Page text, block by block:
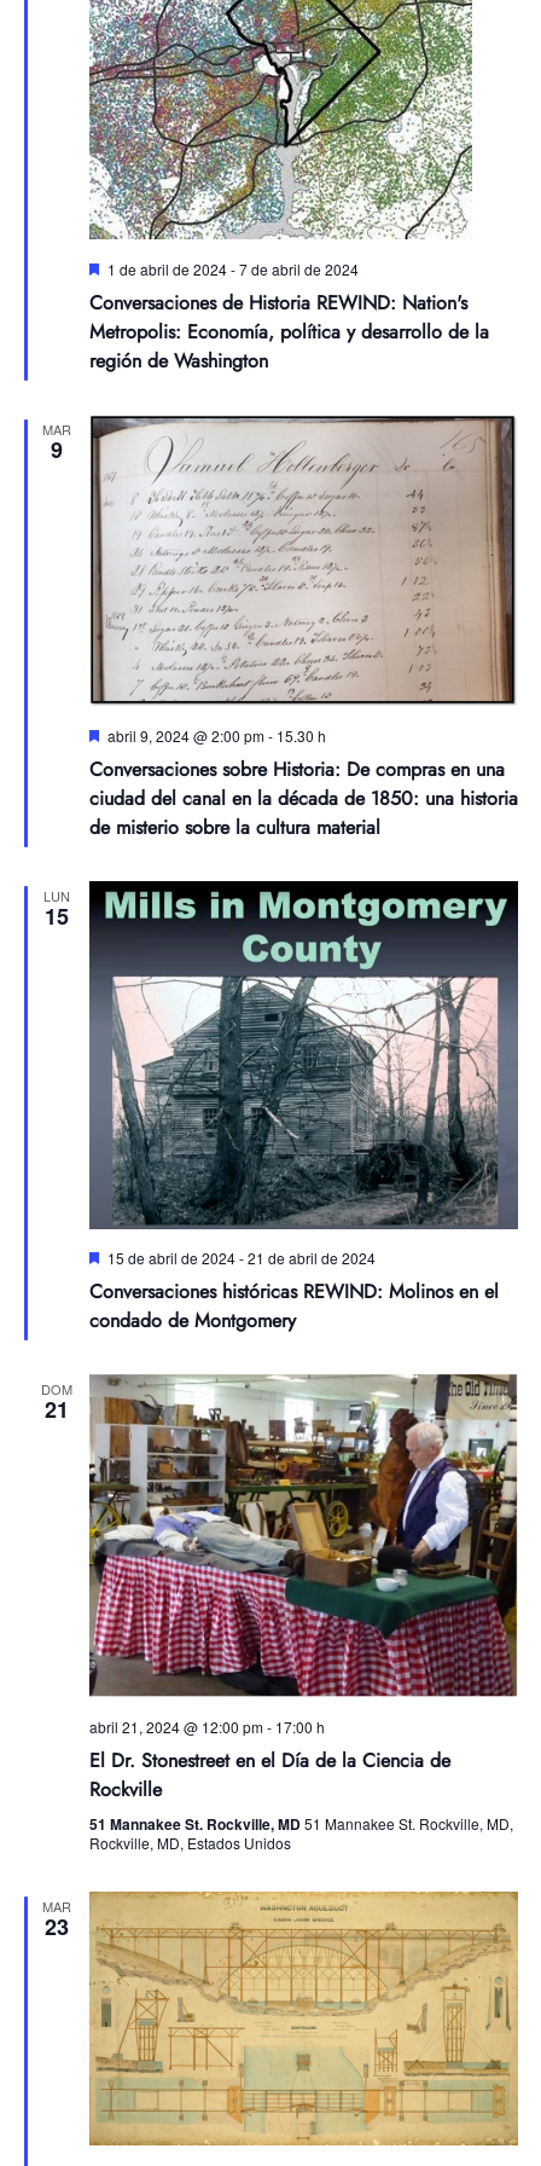
Destacadas
1 de abril de 2024-7 de abril de 2024
Conversaciones de Historia REWIND: Nation's
Metropolis: Economía, política y desarrollo de la
región de Washington
MAR
9
Destacadas
abril 9, 2024 @ 2:00 pm- 15.30 h
Conversaciones sobre Historia: De compras en una
ciudad del canal en la década de 1850: una historia
de misterio sobre la cultura material
LUN
15
Destacadas
15 de abril de 2024-21 de abril de 2024
Conversaciones históricas REWIND: Molinos en el
condado de Montgomery
DOM
21
abril 21, 2024 @ 12:00 pm- 17:00 h
El Dr. Stonestreet en el Día de la Ciencia de
Rockville
51 Mannakee St. Rockville, MD51 Mannakee St. Rockville, MD,
Rockville, MD, Estados Unidos
MAR
23